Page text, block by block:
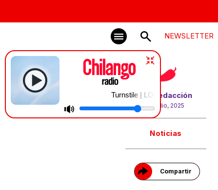
NEWSLETTER
Turnstile | LOOK OUT FOR ME
Por Redacción
25 julio, 2025
Noticias
Compartir